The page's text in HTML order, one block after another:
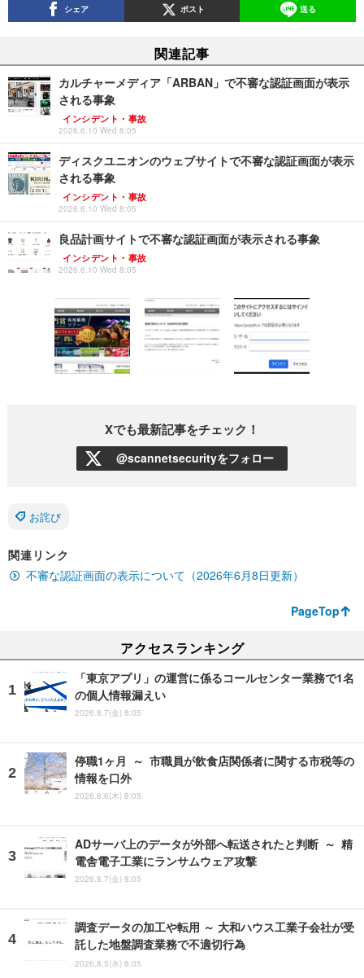
シェア ポスト 送る
関連記事
カルチャーメディア「ARBAN」で不審な認証画面が表示
される事象
インシデント・事故
2026.6.10 Wed 8:05
ディスクユニオンのウェブサイトで不審な認証画面が表示
される事象
インシデント・事故
2026.6.10 Wed 8:05
良品計画サイトで不審な認証画面が表示される事象
インシデント・事故
2026.6.10 Wed 8:05
Xでも最新記事をチェック！
@scannetsecurityをフォロー
お詫び
関連リンク
不審な認証画面の表示について（2026年6月8日更新）
PageTop
アクセスランキング
「東京アプリ」の運営に係るコールセンター業務で1名
の個人情報漏えい
2026.8.7(金) 8:05
停職1ヶ月 ～ 市職員が飲食店関係者に関する市税等の
情報を口外
2026.8.6(木) 8:05
ADサーバ上のデータが外部へ転送されたと判断 ～ 精
電舎電子工業にランサムウェア攻撃
2026.8.7(金) 8:05
調査データの加工や転用 ～ 大和ハウス工業子会社が受
託した地盤調査業務で不適切行為
2026.8.5(水) 8:05